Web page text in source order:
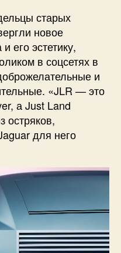
старых
новое
его эстетику,
в соцсетях в
и
«JLR — это
а Just Land
остряков,
для него